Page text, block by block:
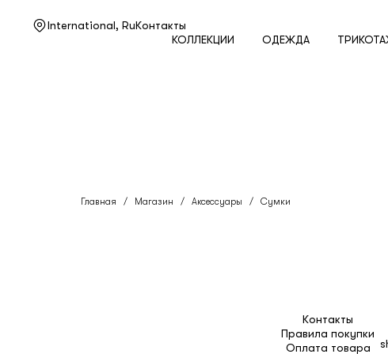
International, RuКонтакты
КОЛЛЕКЦИИ
ОДЕЖДА
Нужна помощь?
Главная / Магазин / Аксессуары / Сумки
Контакты
Правила покупки
Оплата товара